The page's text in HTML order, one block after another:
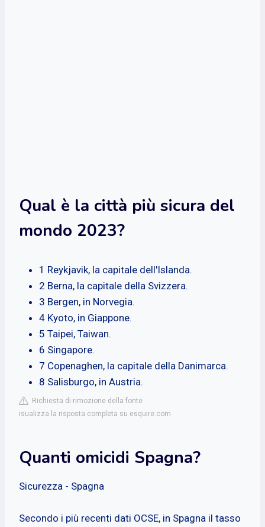
Qual è la città più sicura del
mondo 2023?
1 Reykjavik, la capitale dell'Islanda.
2 Berna, la capitale della Svizzera.
3 Bergen, in Norvegia.
4 Kyoto, in Giappone.
5 Taipei, Taiwan.
6 Singapore.
7 Copenaghen, la capitale della Danimarca.
8 Salisburgo, in Austria.
Richiesta di rimozione della fonte
isualizza la risposta completa su esquire.com
Quanti omicidi Spagna?
Sicurezza - Spagna
Secondo i più recenti dati OCSE, in Spagna il tasso